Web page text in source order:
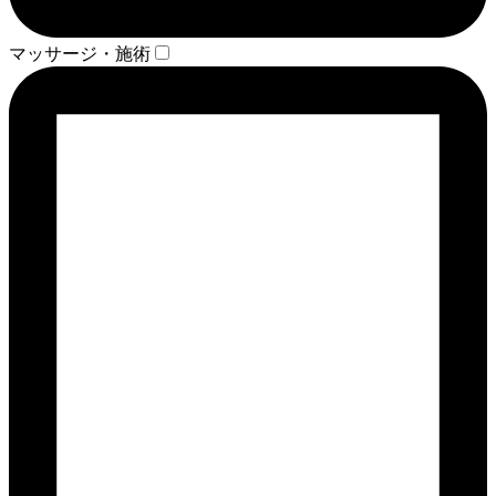
マッサージ・施術